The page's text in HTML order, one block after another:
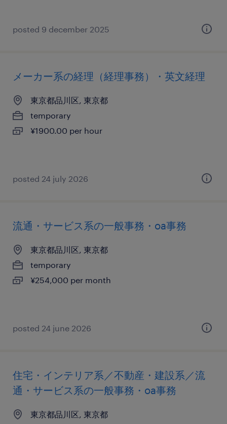
posted 9 december 2025
メーカー系の経理（経理事務）・英文経理
東京都品川区, 東京都
temporary
¥1900.00 per hour
posted 24 july 2026
流通・サービス系の一般事務・oa事務
東京都品川区, 東京都
temporary
¥254,000 per month
posted 24 june 2026
住宅・インテリア系／不動産・建設系／流
通・サービス系の一般事務・oa事務
東京都品川区, 東京都